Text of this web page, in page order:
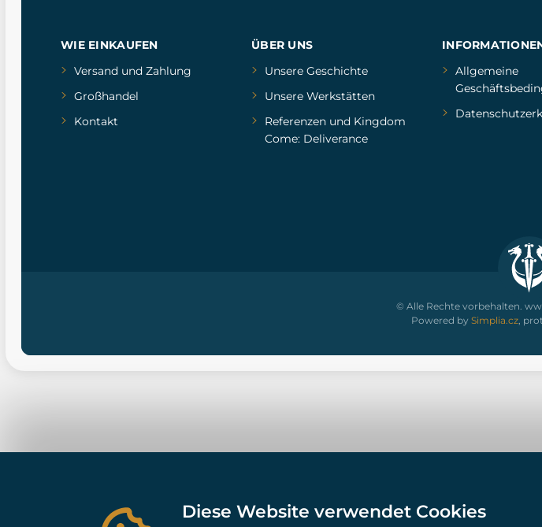
WIE EINKAUFEN
Versand und Zahlung
Großhandel
Kontakt
ÜBER UNS
Unsere Geschichte
Unsere Werkstätten
Referenzenund Kingdom
Come: Deliverance
Allgemeine
© Alle Rechte vorbehalten.
Powered by Simplia.cz,
Diese Website verwendet Cookies